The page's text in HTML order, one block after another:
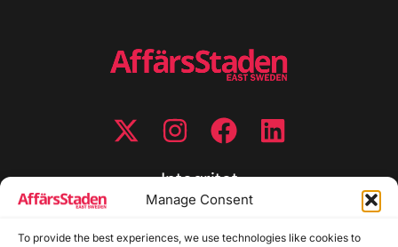
Manage Consent
To provide the best experiences, we use technologies like cookies to
Integritet
Cookiepolicy